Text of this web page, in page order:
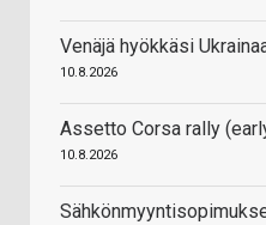
Venäjä hyökkäsi
10.8.2026
Assetto Corsa rally
10.8.2026